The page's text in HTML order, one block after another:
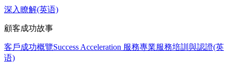
深入瞭解(英语)
顧客成功故事
客戶成功概覽Success Acceleration 服務專業服務培訓與認證(英
语)